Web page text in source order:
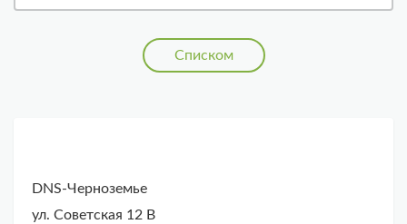
Списком
DNS-Черноземье
ул. Советская 12 В